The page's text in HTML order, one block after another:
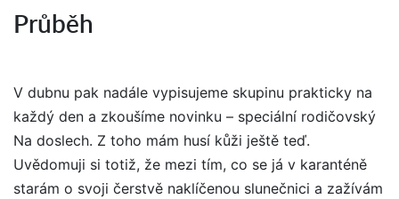
Průběh
V dubnu pak nadále vypisujeme skupinu prakticky na
každý den a zkoušíme novinku – speciální rodičovský
Na doslech. Z toho mám husí kůži ještě teď.
Uvědomuji si totiž, že mezi tím, co se já v karanténě
starám o svoji čerstvě naklíčenou slunečnici a zažívám